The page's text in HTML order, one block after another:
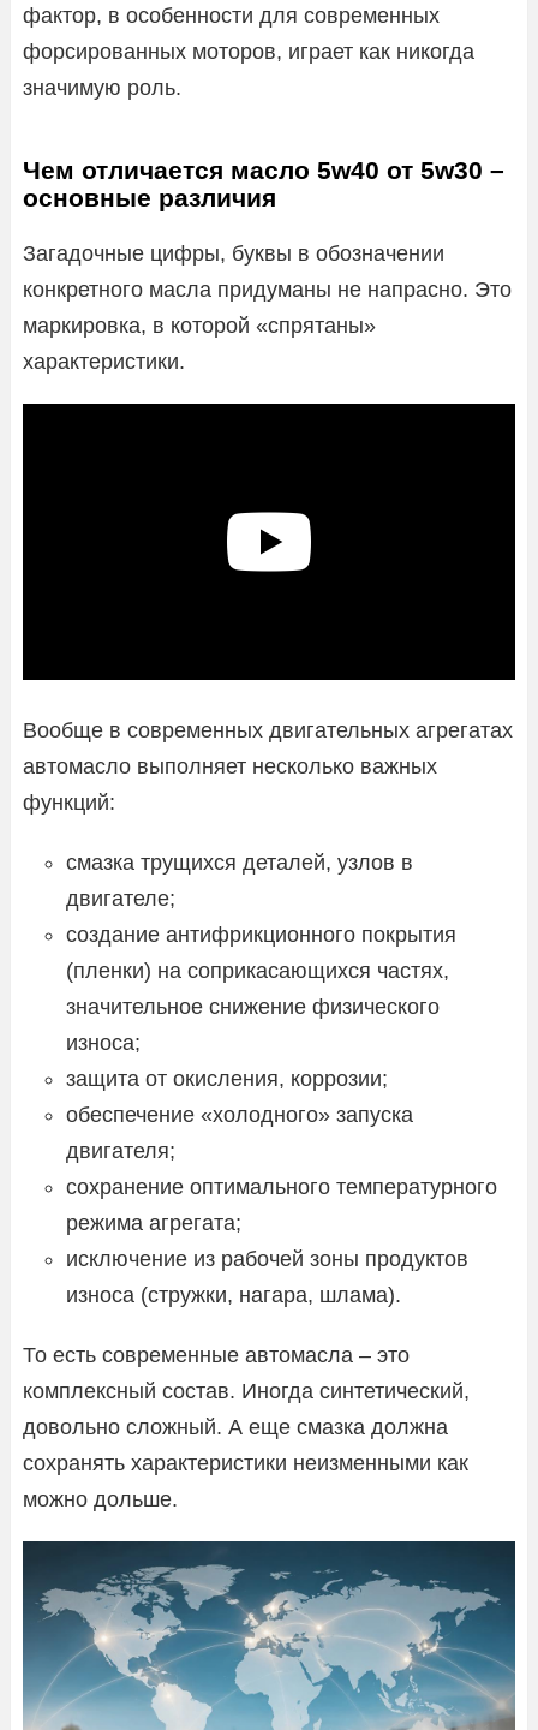
фактор, в особенности для современных
форсированных моторов, играет как никогда
значимую роль.
Чем отличается масло 5w40 от 5w30 –
основные различия
Загадочные цифры, буквы в обозначении
конкретного масла придуманы не напрасно. Это
маркировка, в которой «спрятаны»
характеристики.
Вообще в современных двигательных агрегатах
автомасло выполняет несколько важных
функций:
смазка трущихся деталей, узлов в
двигателе;
создание антифрикционного покрытия
(пленки) на соприкасающихся частях,
значительное снижение физического
износа;
защита от окисления, коррозии;
обеспечение «холодного» запуска
двигателя;
сохранение оптимального температурного
режима агрегата;
исключение из рабочей зоны продуктов
износа (стружки, нагара, шлама).
То есть современные автомасла – это
комплексный состав. Иногда синтетический,
довольно сложный. А еще смазка должна
сохранять характеристики неизменными как
можно дольше.